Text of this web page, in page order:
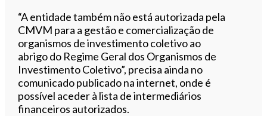
“A entidade também não está autorizada pela
CMVM para a gestão e comercialização de
organismos de investimento coletivo ao
abrigo do Regime Geral dos Organismos de
Investimento Coletivo”, precisa ainda no
comunicado publicado na internet, onde é
possível aceder à lista de intermediários
financeiros autorizados.